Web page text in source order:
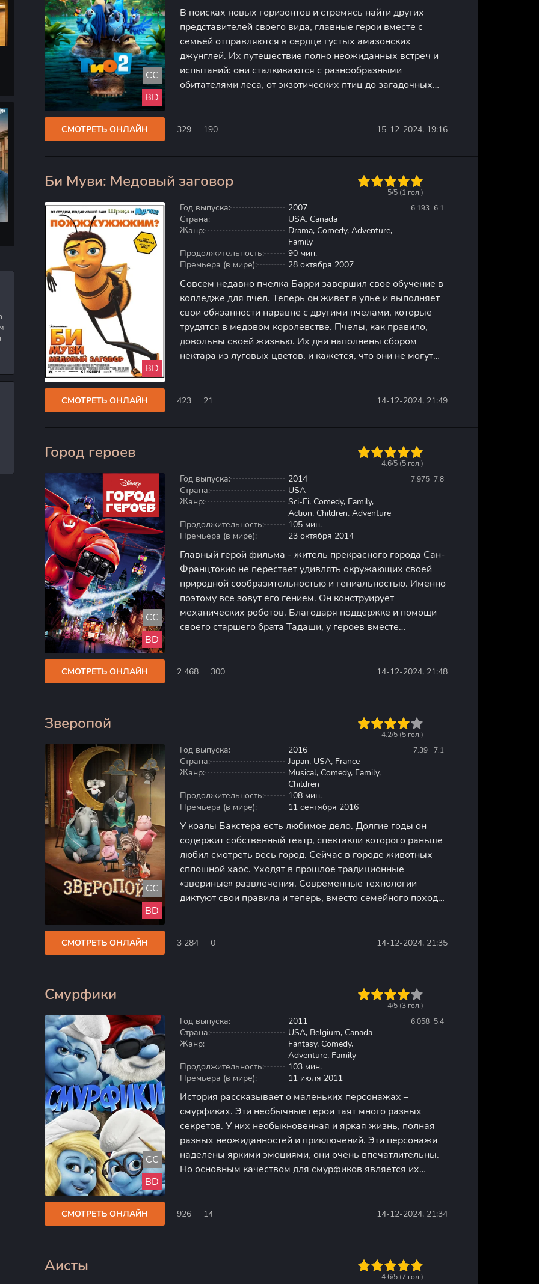
CC
BD
В поисках новых горизонтов и стремясь найти других
представителей своего вида, главные герои вместе с
семьёй отправляются в сердце густых амазонских
джунглей. Их путешествие полно неожиданных встреч и
испытаний: они сталкиваются с разнообразными
обитателями леса, от экзотических птиц до загадочных
СМОТРЕТЬ ОНЛАЙН 329 190 15-12-2024, 19:16
Би Муви: Медовый заговор
6.193 6.1
5/5 (1 гол.)
BD
Год выпуска:
2007
Страна:
USA, Canada
Жанр:
Drama, Comedy, Adventure,
Family
Продолжительность:
90 мин.
Премьера (в мире):
28 октября 2007
Совсем недавно пчелка Барри завершил свое обучение в
колледже для пчел. Теперь он живет в улье и выполняет
свои обязанности наравне с другими пчелами, которые
трудятся в медовом королевстве. Пчелы, как правило,
довольны своей жизнью. Их дни наполнены сбором
нектара из луговых цветов, и кажется, что они не могут
СМОТРЕТЬ ОНЛАЙН 423 21 14-12-2024, 21:49
Город героев
7.975 7.8
4.6/5 (5 гол.)
CC
BD
Год выпуска:
2014
Страна:
USA
Жанр:
Sci-Fi, Comedy, Family,
Action, Children, Adventure
Продолжительность:
105 мин.
Премьера (в мире):
23 октября 2014
Главный герой фильма - житель прекрасного города Сан-
Францтокио не перестает удивлять окружающих своей
природной сообразительностью и гениальностью. Именно
поэтому все зовут его гением. Он конструирует
механических роботов. Благодаря поддержке и помощи
своего старшего брата Тадаши, у героев вместе
СМОТРЕТЬ ОНЛАЙН 2 468 300 14-12-2024, 21:48
Зверопой
7.39 7.1
4.2/5 (5 гол.)
CC
BD
Год выпуска:
2016
Страна:
Japan, USA, France
Жанр:
Musical, Comedy, Family,
Children
Продолжительность:
108 мин.
Премьера (в мире):
11 сентября 2016
У коалы Бакстера есть любимое дело. Долгие годы он
содержит собственный театр, спектакли которого раньше
любил смотреть весь город. Сейчас в городе животных
сплошной хаос. Уходят в прошлое традиционные
«звериные» развлечения. Современные технологии
диктуют свои правила и теперь, вместо семейного похода
СМОТРЕТЬ ОНЛАЙН 3 284 0 14-12-2024, 21:35
Смурфики
6.058 5.4
4/5 (3 гол.)
CC
BD
Год выпуска:
2011
Страна:
USA, Belgium, Canada
Жанр:
Fantasy, Comedy,
Adventure, Family
Продолжительность:
103 мин.
Премьера (в мире):
11 июля 2011
История рассказывает о маленьких персонажах –
смурфиках. Эти необычные герои таят много разных
секретов. У них необыкновенная и яркая жизнь, полная
разных неожиданностей и приключений. Эти персонажи
наделены яркими эмоциями, они очень впечатлительны.
Но основным качеством для смурфиков является их
СМОТРЕТЬ ОНЛАЙН 926 14 14-12-2024, 21:34
Аисты
4.6/5 (7 гол.)